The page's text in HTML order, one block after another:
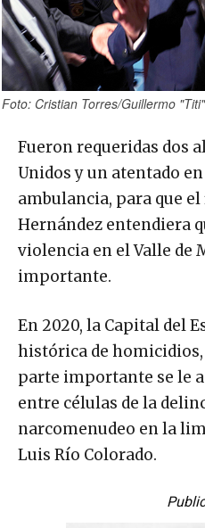
Foto: Cristian Torres/Guillermo
Fueron requeridas dos
Unidos y un atentado
ambulancia, para que
Hernández entendiera
violencia en el Valle de
importante.
En 2020, la Capital del
histórica de
parte importante se le
entre células de la
narcomenudeo en la
Luis Río Colorado.